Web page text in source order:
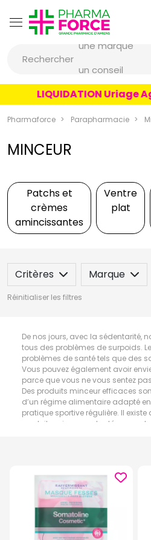
Rechercher
une marque
un produit
une marque
LIQUIDATION Uriage
Pharmaforce Parapharmacie
MINCEUR
Patchs et
crèmes
amincissantes
Ventre
plat
Critères Marque
Réinitialiser les filtres
De nos jours, avec la sédentarité,
tous des problèmes de surpoids.
problèmes de santé tels que des
Vous pouvez également avoir
parce que vous ne vous sentez
Des produits minceur efficaces
d’un régime alimentaire adapté
pratique sportive régulière. Il
produits minceur adaptés pour